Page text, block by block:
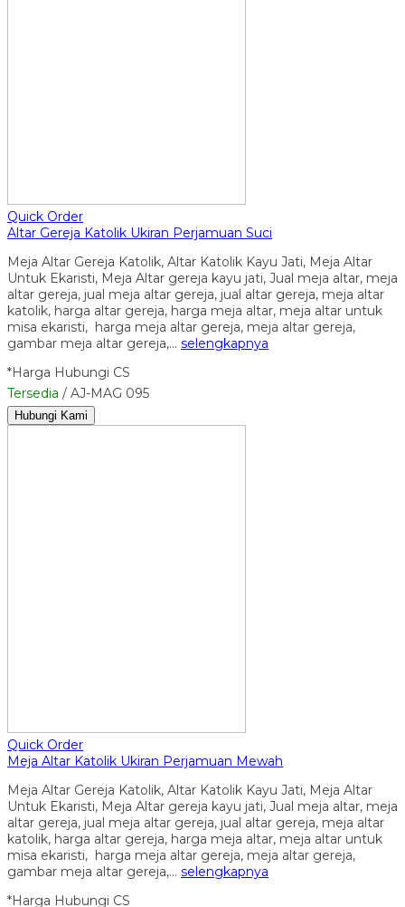
Quick Order
Altar Gereja Katolik Ukiran Perjamuan Suci
Meja Altar Gereja Katolik, Altar Katolik Kayu Jati, Meja Altar
Untuk Ekaristi, Meja Altar gereja kayu jati, Jual meja altar, meja
altar gereja, jual meja altar gereja, jual altar gereja, meja altar
katolik, harga altar gereja, harga meja altar, meja altar untuk
misa ekaristi, harga meja altar gereja, meja altar gereja,
gambar meja altar gereja,… selengkapnya
*Harga Hubungi CS
Tersedia / AJ-MAG 095
Hubungi Kami
Quick Order
Meja Altar Katolik Ukiran Perjamuan Mewah
Meja Altar Gereja Katolik, Altar Katolik Kayu Jati, Meja Altar
Untuk Ekaristi, Meja Altar gereja kayu jati, Jual meja altar, meja
altar gereja, jual meja altar gereja, jual altar gereja, meja altar
katolik, harga altar gereja, harga meja altar, meja altar untuk
misa ekaristi, harga meja altar gereja, meja altar gereja,
gambar meja altar gereja,… selengkapnya
*Harga Hubungi CS